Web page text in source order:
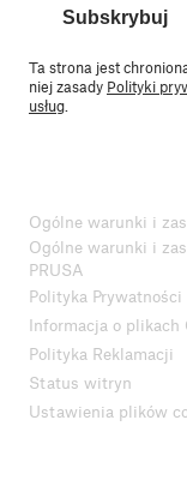
Subskrybuj
Ta strona jest
niej zasady Polityki
usług.
Ogólne warunki i
Ogólne warunki i
PRUSA
Polityka Prywatności
Informacja o plikach
Polityka Reklamacji
Status witryn
Ustawienia plików